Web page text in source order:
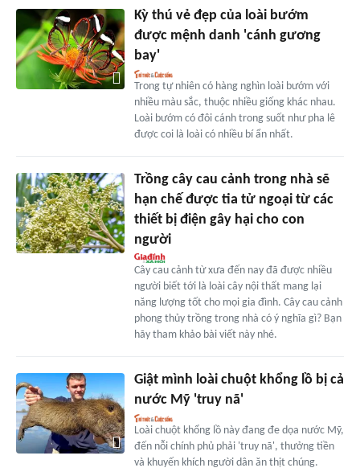
Kỳ thú vẻ đẹp của loài bướm
được mệnh danh 'cánh gương
bay'
Trong tự nhiên có hàng nghìn loài bướm với
nhiều màu sắc, thuộc nhiều giống khác nhau.
Loài bướm có đôi cánh trong suốt như pha lê
được coi là loài có nhiều bí ẩn nhất.
Trồng cây cau cảnh trong nhà sẽ
hạn chế được tia tử ngoại từ các
thiết bị điện gây hại cho con
người
Cây cau cảnh từ xưa đến nay đã được nhiều
người biết tới là loài cây nội thất mang lại
năng lượng tốt cho mọi gia đình. Cây cau cảnh
phong thủy trồng trong nhà có ý nghĩa gì? Bạn
hãy tham khảo bài viết này nhé.
Giật mình loài chuột khổng lồ bị cả
nước Mỹ 'truy nã'
Loài chuột khổng lồ này đang đe dọa nước Mỹ,
đến nỗi chính phủ phải 'truy nã', thưởng tiền
và khuyến khích người dân ăn thịt chúng.